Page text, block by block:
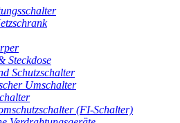
Steckdose
Schutzschalter
Umschalter
(FI-Schalter)